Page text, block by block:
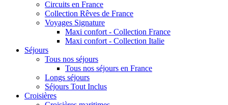
Circuits en France
Collection Rêves de France
Voyages Signature
Maxi confort - Collection France
Maxi confort - Collection Italie
Séjours
Tous nos séjours
Tous nos séjours en France
Longs séjours
Séjours Tout Inclus
Croisières